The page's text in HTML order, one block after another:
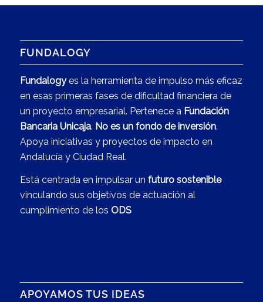
FUNDALOGY
Fundalogyes la herramienta de impulso más eficaz
en esas primeras fases de dificultad financiera de
un proyecto empresarial. Pertenece a Fundación
Bancaria Unicaja. No es un fondo de inversión.
Apoya iniciativas y proyectos de impacto en
Andalucía y Ciudad Real.
Está centrada en impulsar un futuro sostenible
vinculando sus objetivos de actuación al
cumplimiento de los ODS
APOYAMOS TUS IDEAS